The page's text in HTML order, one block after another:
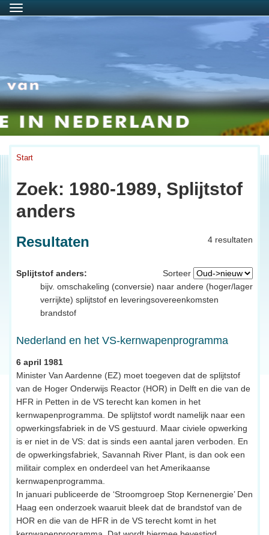
Menu
Start
Zoek: 1980-1989, Splijtstof
anders
4 resultaten
Resultaten
Sorteer
Splijtstof anders:
bijv. omschakeling (conversie) naar andere (hoger/lager
verrijkte) splijtstof en leveringsovereenkomsten
brandstof
Nederland en het VS-kernwapenprogramma
6 april 1981
Minister Van Aardenne (EZ) moet toegeven dat de splijtstof
van de Hoger Onderwijs Reactor (HOR) in Delft en die van de
HFR in Petten in de VS terecht kan komen in het
kernwapenprogramma. De splijtstof wordt namelijk naar een
opwerkingsfabriek in de VS gestuurd. Maar civiele opwerking
is er niet in de VS: dat is sinds een aantal jaren verboden. En
de opwerkingsfabriek, Savannah River Plant, is dan ook een
militair complex en onderdeel van het Amerikaanse
kernwapenprogramma.
In januari publiceerde de ‘Stroomgroep Stop Kernenergie’ Den
Haag een onderzoek waaruit bleek dat de brandstof van de
HOR en die van de HFR in de VS terecht komt in het